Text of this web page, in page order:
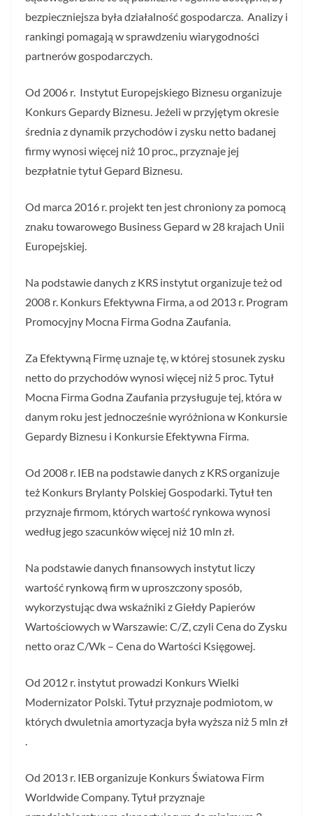
bezpieczniejsza była działalność gospodarcza. Analizy i
rankingi pomagają w sprawdzeniu wiarygodności
partnerów gospodarczych.
Od 2006 r. Instytut Europejskiego Biznesu organizuje
Konkurs Gepardy Biznesu. Jeżeli w przyjętym okresie
średnia z dynamik przychodów i zysku netto badanej
firmy wynosi więcej niż 10 proc., przyznaje jej
bezpłatnie tytuł Gepard Biznesu.
Od marca 2016 r. projekt ten jest chroniony za pomocą
znaku towarowego Business Gepard w 28 krajach Unii
Europejskiej.
Na podstawie danych z KRS instytut organizuje też od
2008 r. Konkurs Efektywna Firma, a od 2013 r. Program
Promocyjny Mocna Firma Godna Zaufania.
Za Efektywną Firmę uznaje tę, w której stosunek zysku
netto do przychodów wynosi więcej niż 5 proc. Tytuł
Mocna Firma Godna Zaufania przysługuje tej, która w
danym roku jest jednocześnie wyróżniona w Konkursie
Gepardy Biznesu i Konkursie Efektywna Firma.
Od 2008 r. IEB na podstawie danych z KRS organizuje
też Konkurs Brylanty Polskiej Gospodarki. Tytuł ten
przyznaje firmom, których wartość rynkowa wynosi
według jego szacunków więcej niż 10 mln zł.
Na podstawie danych finansowych instytut liczy
wartość rynkową firm w uproszczony sposób,
wykorzystując dwa wskaźniki z Giełdy Papierów
Wartościowych w Warszawie: C/Z, czyli Cena do Zysku
netto oraz C/Wk – Cena do Wartości Księgowej.
Od 2012 r. instytut prowadzi Konkurs Wielki
Modernizator Polski. Tytuł przyznaje podmiotom, w
których dwuletnia amortyzacja była wyższa niż 5 mln zł
.
Od 2013 r. IEB organizuje Konkurs Światowa Firm
Worldwide Company. Tytuł przyznaje